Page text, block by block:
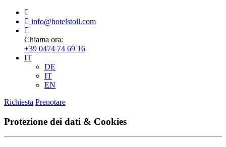
info@hotelstoll.com
Chiama ora:
+39 0474 74 69 16
IT
DE
IT
EN
Richiesta Prenotare
Protezione dei dati & Cookies